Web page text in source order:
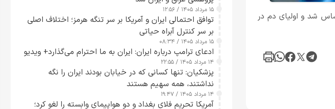
شد و اولیای دم در
۱۵ مرداد ۱۴۰۵ / ۱۲:۵۶
توافق احتمالی ایران و آمریکا بر سر تنگه هرمز؛ اختلاف اصلی
بر سر کنترل آبراه حیاتی
۱۵ مرداد ۱۴۰۵ / ۰۸:۳۴
ادعای ترامپ درباره ایران: ایران به ما احترام می‌گذارد+ ویدیو
۱۴ مرداد ۱۴۰۵ / ۲۲:۵۵
پزشکیان: تنها کسانی که در خیابان بودند ایران را نگه
نداشتند، همه سهیم هستند
۱۴ مرداد ۱۴۰۵ / ۱۹:۴۷
آمریکا تحریم فلای بغداد و دو هواپیمای وابسته را لغو کرد؛